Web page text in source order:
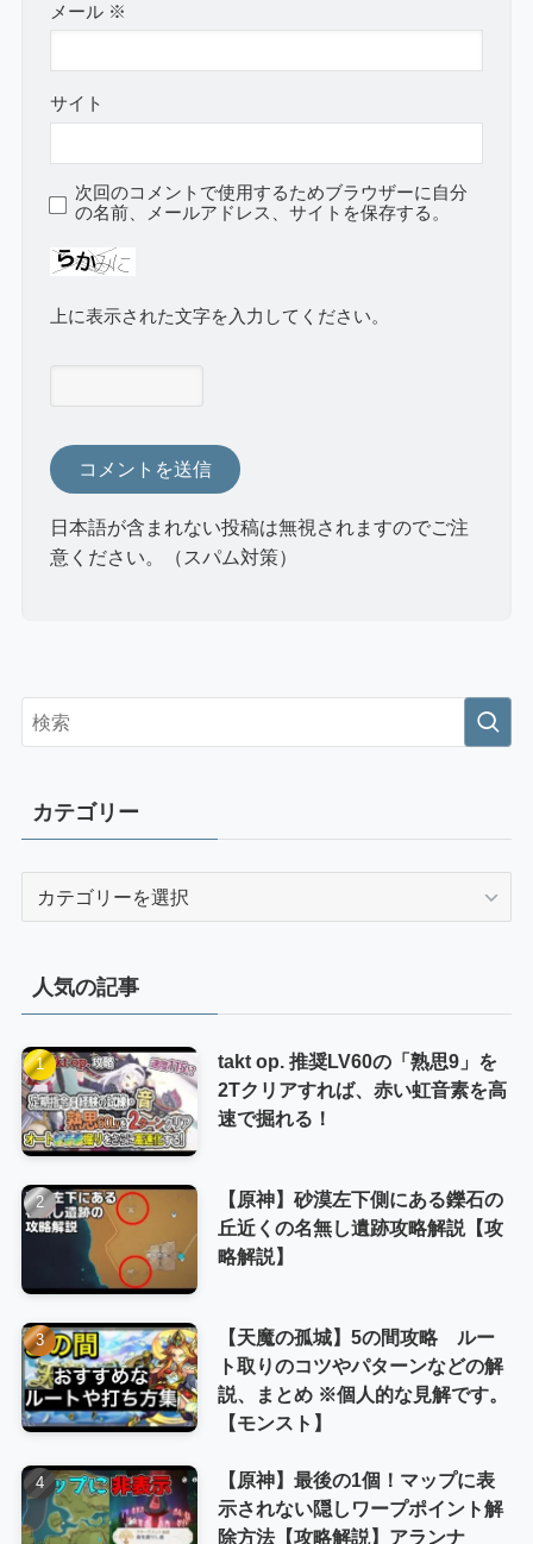
メール ※
サイト
次回のコメントで使用するためブラウザーに自分
の名前、メールアドレス、サイトを保存する。
上に表示された文字を入力してください。
日本語が含まれない投稿は無視されますのでご注
意ください。（スパム対策）
カテゴリー
ー
人気の記事
takt op. 推奨LV60の「熟思9」を
2Tクリアすれば、赤い虹音素を高
速で掘れる！
【原神】砂漠左下側にある鑠石の
丘近くの名無し遺跡攻略解説【攻
略解説】
【天魔の孤城】5の間攻略 ルー
ト取りのコツやパターンなどの解
説、まとめ ※個人的な見解です。
【モンスト】
【原神】最後の1個！マップに表
示されない隠しワープポイント解
除方法【攻略解説】アランナ